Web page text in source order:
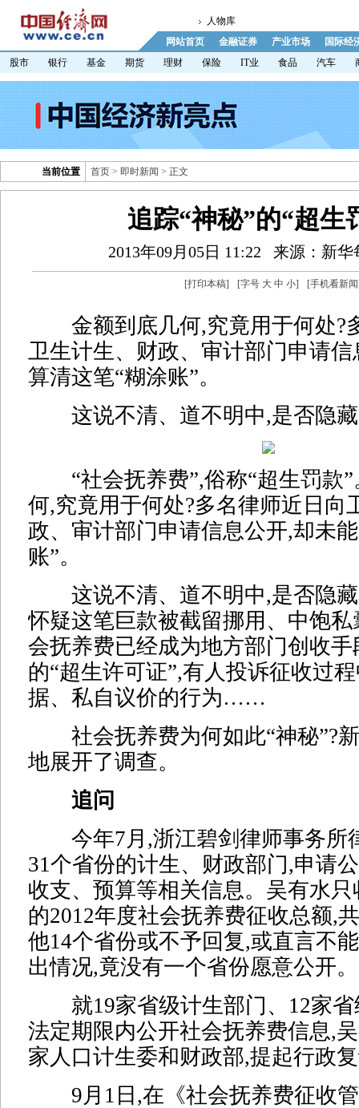
人物库
网站首页
金融证券 产业市场
国际经
股市
银行 基金 期货 理财 保险 IT业 食品 汽车
当前位置 首页 > 即时新闻 > 正文
追踪“神秘”的“超生
2013年09月05日 11:22 来源：新华
[打印本稿] [字号 大 中 小] [手机看新闻
金额到底几何,究竟用于何处?
卫生计生、财政、审计部门申请
算清这笔“糊涂账”。
这说不清、道不明中,是否隐藏
“社会抚养费”,俗称“超生罚款”
何,究竟用于何处?多名律师近日向
政、审计部门申请信息公开,却未
账”。
这说不清、道不明中,是否隐藏
怀疑这笔巨款被截留挪用、中饱
会抚养费已经成为地方部门创收
的“超生许可证”,有人投诉征收过
据、私自议价的行为……
社会抚养费为何如此“神秘”?
地展开了调查。
追问
今年7月,浙江碧剑律师事务所
31个省份的计生、财政部门,申请
收支、预算等相关信息。吴有水
的2012年度社会抚养费征收总额,
他14个省份或不予回复,或直言不
出情况,竟没有一个省份愿意公开。
就19家省级计生部门、12家省
法定期限内公开社会抚养费信息,
家人口计生委和财政部,提起行政
9月1日,在《社会抚养费征收管